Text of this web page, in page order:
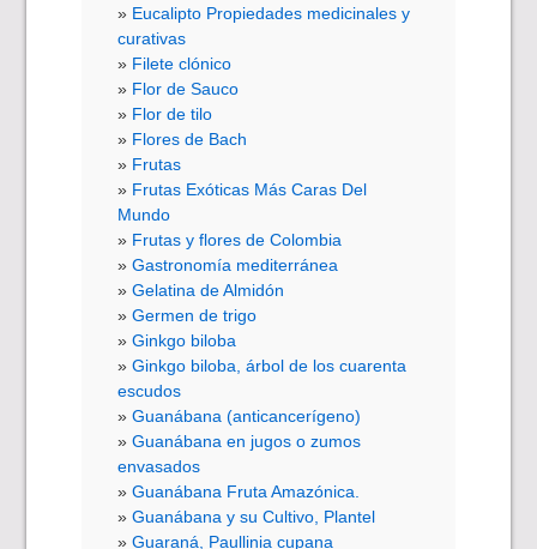
Eucalipto Propiedades medicinales y
curativas
Filete clónico
Flor de Sauco
Flor de tilo
Flores de Bach
Frutas
Frutas Exóticas Más Caras Del
Mundo
Frutas y flores de Colombia
Gastronomía mediterránea
Gelatina de Almidón
Germen de trigo
Ginkgo biloba
Ginkgo biloba, árbol de los cuarenta
escudos
Guanábana (anticancerígeno)
Guanábana en jugos o zumos
envasados
Guanábana Fruta Amazónica.
Guanábana y su Cultivo, Plantel
Guaraná, Paullinia cupana